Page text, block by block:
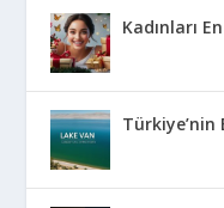
Kadınları
Türkiye’nin